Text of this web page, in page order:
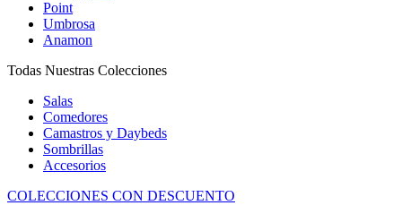
Point
Umbrosa
Anamon
Todas Nuestras Colecciones
Salas
Comedores
Camastros y Daybeds
Sombrillas
Accesorios
COLECCIONES CON DESCUENTO